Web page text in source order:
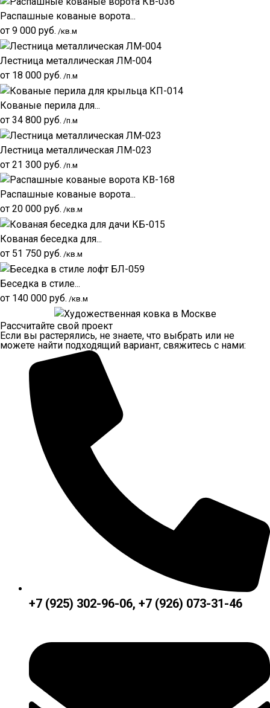
Распашные кованые ворота...
от 9 000 руб. /кв.м
Лестница металлическая ЛМ-004
от 18 000 руб. /п.м
Кованые перила для...
от 34 800 руб. /п.м
Лестница металлическая ЛМ-023
от 21 300 руб. /п.м
Распашные кованые ворота...
от 20 000 руб. /кв.м
Кованая беседка для...
от 51 750 руб. /кв.м
Беседка в стиле...
от 140 000 руб. /кв.м
Рассчитайте свой проект
Если вы растерялись, не знаете, что выбрать или не
можете найти подходящий вариант, свяжитесь с нами:
+7 (925) 302-96-06, +7 (926) 073-31-46